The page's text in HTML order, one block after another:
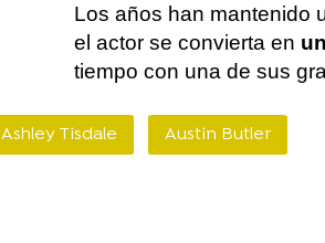
Los años han mantenido
el actor se convierta en
tiempo con una de sus
Ashley Tisdale Austin Butler